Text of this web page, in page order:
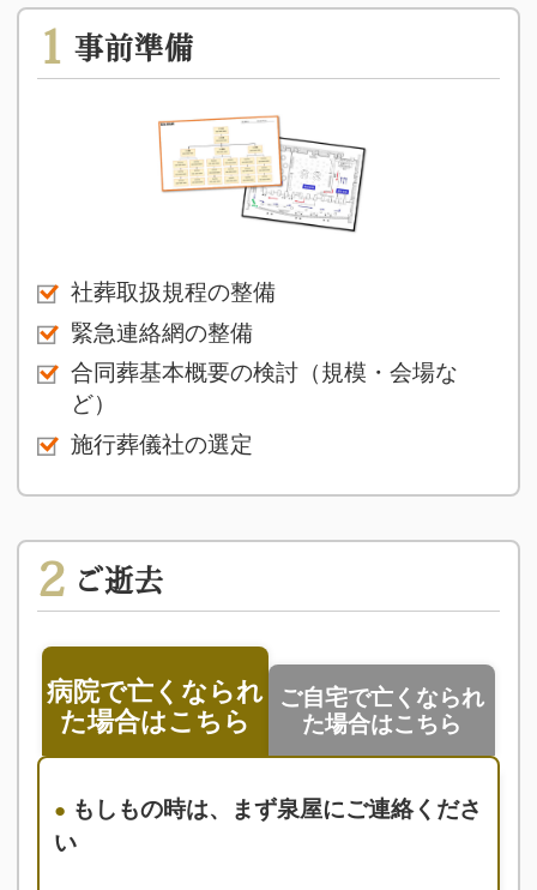
1 事前準備
社葬取扱規程の整備
緊急連絡網の整備
合同葬基本概要の検討（規模・会場な
ど）
施行葬儀社の選定
2 ご逝去
病院で亡くなられ
た場合はこちら
ご自宅で亡くなられ
た場合はこちら
もしもの時は、まず泉屋にご連絡くださ
い